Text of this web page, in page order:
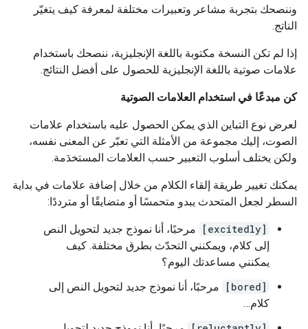
وننصحك بتجربة مشاعر وتعبيرات مختلفة لمعرفة كيف يتغيّر
الناتج.
إذا لم تكن النسخة مكتوبة باللغة الإنجليزية، ننصحك باستخدام
علامات صوتية باللغة الإنجليزية للحصول على أفضل النتائج.
كن مبدعًا في استخدام العلامات الصوتية
لعرض نوع التباين الذي يمكن الحصول عليه باستخدام علامات
الصوت، إليك مجموعة من الأمثلة التي تعبّر عن المعنى نفسه،
ولكن يختلف أسلوب التعبير حسب العلامات المستخدَمة.
يمكنك تغيير طريقة إلقاء الكلام من خلال إضافة علامات في بداية
السطر لجعل المتحدث يبدو متحمسًا أو متضايقًا أو مترددًا:
[excitedly]
مرحبًا، أنا نموذج جديد لتحويل النص
إلى كلام، ويمكنني التحدّث بطرق مختلفة. كيف
يمكنني مساعدتك اليوم؟
[bored]
مرحبًا، أنا نموذج جديد لتحويل النص إلى
كلام…